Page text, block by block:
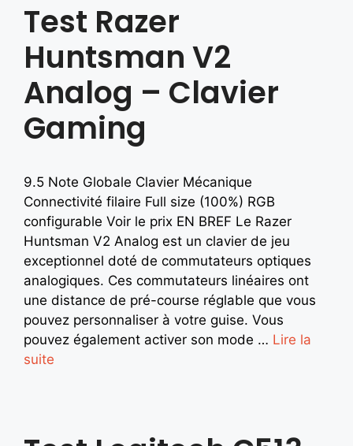
Test Razer
Huntsman V2
Analog – Clavier
Gaming
9.5 Note Globale Clavier Mécanique
Connectivité filaire Full size (100%) RGB
configurable Voir le prix EN BREF Le Razer
Huntsman V2 Analog est un clavier de jeu
exceptionnel doté de commutateurs optiques
analogiques. Ces commutateurs linéaires ont
une distance de pré-course réglable que vous
pouvez personnaliser à votre guise. Vous
pouvez également activer son mode … Lire la
suite